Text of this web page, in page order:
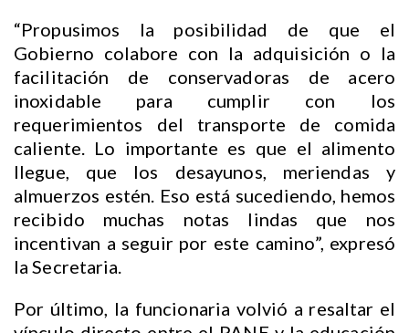
“Propusimos la posibilidad de que el
Gobierno colabore con la adquisición o la
facilitación de conservadoras de acero
inoxidable para cumplir con los
requerimientos del transporte de comida
caliente. Lo importante es que el alimento
llegue, que los desayunos, meriendas y
almuerzos estén. Eso está sucediendo, hemos
recibido muchas notas lindas que nos
incentivan a seguir por este camino”, expresó
la Secretaria.
Por último, la funcionaria volvió a resaltar el